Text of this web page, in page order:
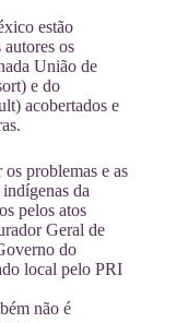
estão
os
União de
e do
acobertados e
problemas e as
da
pelos atos
Geral de
do
local pelo PRI
não é